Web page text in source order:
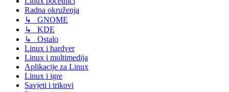
Radna okruženja
↳ GNOME
↳ KDE
↳ Ostalo
Linux i hardver
Linux i multimedija
Aplikacije za Linux
Linux i igre
Savjeti i trikovi